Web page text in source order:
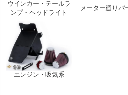
ウインカー・テールラ
ンプ・ヘッドライト
メーター廻りパ
エンジン・吸気系